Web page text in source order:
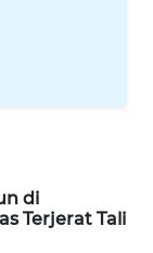
di
Terjerat Tali